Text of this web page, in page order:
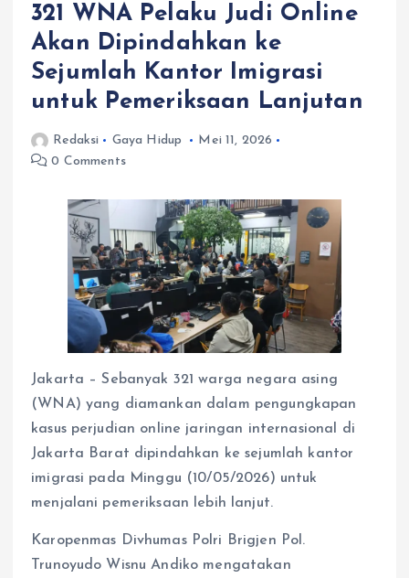
321 WNA Pelaku Judi Online
Akan Dipindahkan ke
Sejumlah Kantor Imigrasi
untuk Pemeriksaan Lanjutan
Redaksi Gaya Hidup
Mei 11, 2026
0 Comments
Jakarta – Sebanyak 321 warga negara asing
(WNA) yang diamankan dalam pengungkapan
kasus perjudian online jaringan internasional di
Jakarta Barat dipindahkan ke sejumlah kantor
imigrasi pada Minggu (10/05/2026) untuk
menjalani pemeriksaan lebih lanjut.
Karopenmas Divhumas Polri Brigjen Pol.
Trunoyudo Wisnu Andiko mengatakan